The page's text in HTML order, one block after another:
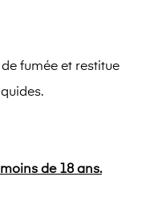
fumée et restitue
de 18 ans.